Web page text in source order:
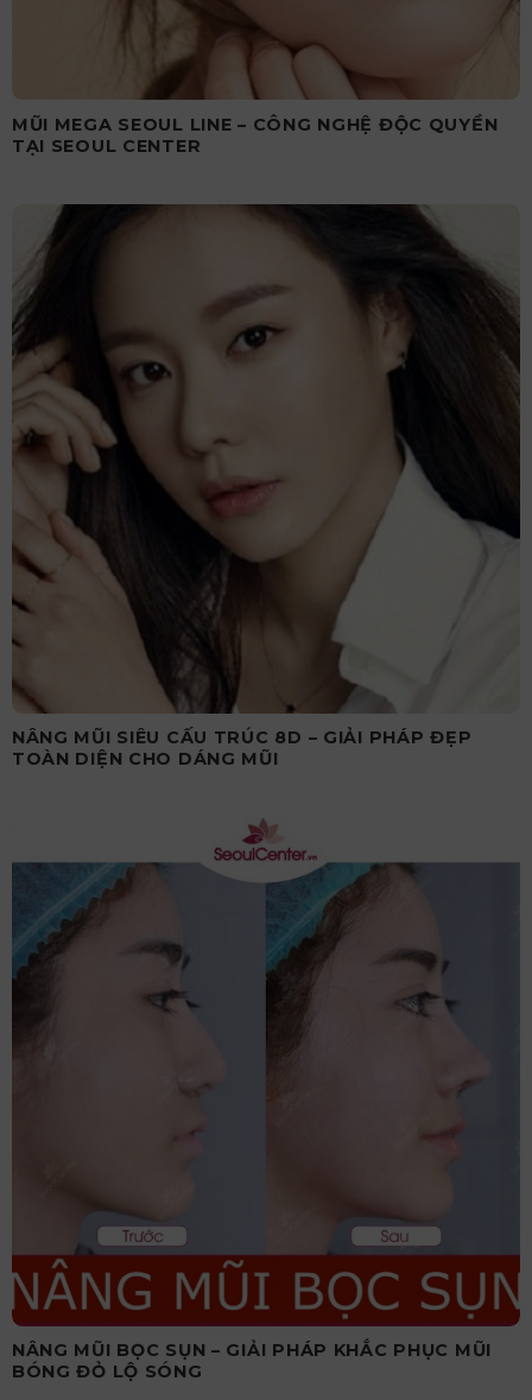
MŨI MEGA SEOUL LINE – CÔNG NGHỆ ĐỘC QUYỀN
TẠI SEOUL CENTER
NÂNG MŨI SIÊU CẤU TRÚC 8D – GIẢI PHÁP ĐẸP
TOÀN DIỆN CHO DÁNG MŨI
NÂNG MŨI BỌC SỤN – GIẢI PHÁP KHẮC PHỤC MŨI
BÓNG ĐỎ LỘ SÓNG